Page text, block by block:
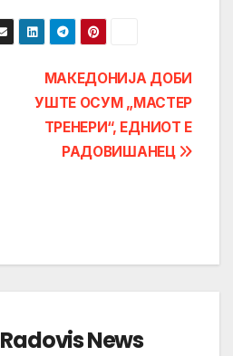
МАКЕДОНИЈА ДОБИ
УШТЕ ОСУМ „МАСТЕР
ТРЕНЕРИ“, ЕДНИОТ Е
РАДОВИШАНЕЦ
Radovis News